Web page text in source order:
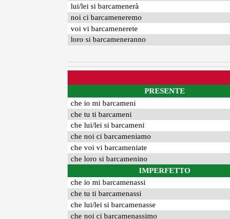
lui/lei si barcamenerà
noi ci barcameneremo
voi vi barcamenerete
loro si barcameneranno
PRESENTE
che io mi barcameni
che tu ti barcameni
che lui/lei si barcameni
che noi ci barcameniamo
che voi vi barcameniate
che loro si barcamenino
IMPERFETTO
che io mi barcamenassi
che tu ti barcamenassi
che lui/lei si barcamenasse
che noi ci barcamenassimo